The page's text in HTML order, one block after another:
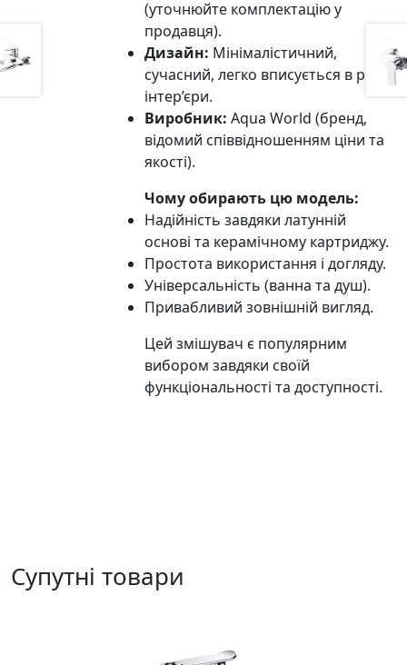
(уточнюйте комплектацію у
продавця).
Дизайн: Мінімалістичний,
сучасний, легко вписується в різні
інтер’єри.
Виробник: Aqua World (бренд,
відомий співвідношенням ціни та
якості).
Чому обирають цю модель:
Надійність завдяки латунній
основі та керамічному картриджу.
Простота використання і догляду.
Універсальність (ванна та душ).
Привабливий зовнішній вигляд.
Цей змішувач є популярним
вибором завдяки своїй
функціональності та доступності.
Супутні товари